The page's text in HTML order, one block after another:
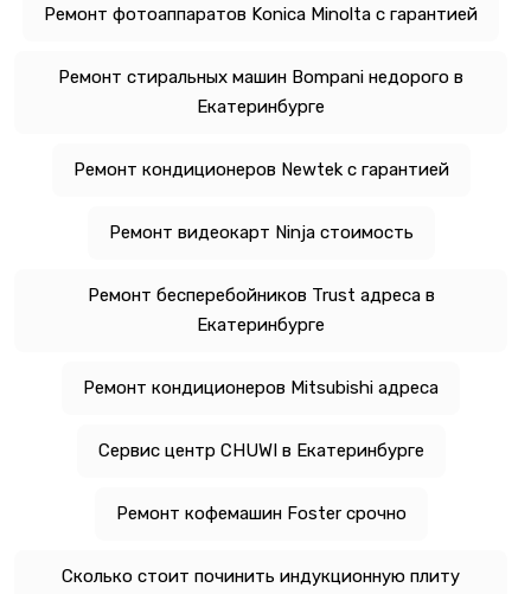
Ремонт фотоаппаратов Konica Minolta с гарантией
Ремонт стиральных машин Bompani недорого в
Екатеринбурге
Ремонт кондиционеров Newtek с гарантией
Ремонт видеокарт Ninja стоимость
Ремонт бесперебойников Trust адреса в
Екатеринбурге
Ремонт кондиционеров Mitsubishi адреса
Сервис центр CHUWI в Екатеринбурге
Ремонт кофемашин Foster срочно
Сколько стоит починить индукционную плиту